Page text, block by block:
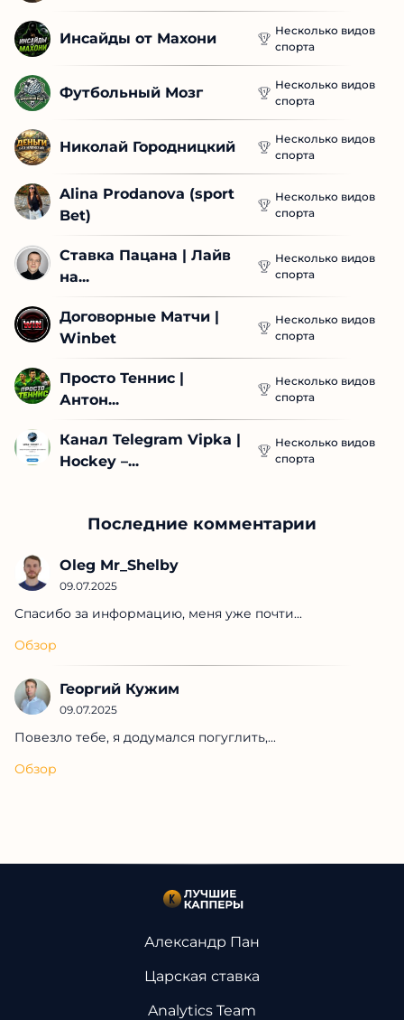
Инсайды от Махони
Несколько видов
спорта
Футбольный Мозг
Несколько видов
спорта
Николай Городницкий
Несколько видов
спорта
Alina Prodanova (sport
Bet)
Несколько видов
спорта
Ставка Пацана | Лайв
на...
Несколько видов
спорта
Договорные Матчи |
Winbet
Несколько видов
спорта
Просто Теннис |
Антон...
Несколько видов
спорта
Канал Telegram Vipka |
Hockey –...
Несколько видов
спорта
Последние комментарии
Oleg Mr_Shelby
09.07.2025
Спасибо за информацию, меня уже почти...
Обзор
Георгий Кужим
09.07.2025
Повезло тебе, я додумался погуглить,...
Обзор
Александр Пан
Царская ставка
Analytics Team